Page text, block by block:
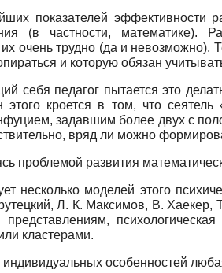
показателей эффективности
(в частности, математике).
очень трудно (да и невозможно).
и которую обязан
себя педагог пытается это
этого кроется в том, что
задавшим более двух с
вряд ли можно
проблемой развития
несколько моделей этого
Л. К. Максимов, В.
кластерами.
индивидуальных особенностей